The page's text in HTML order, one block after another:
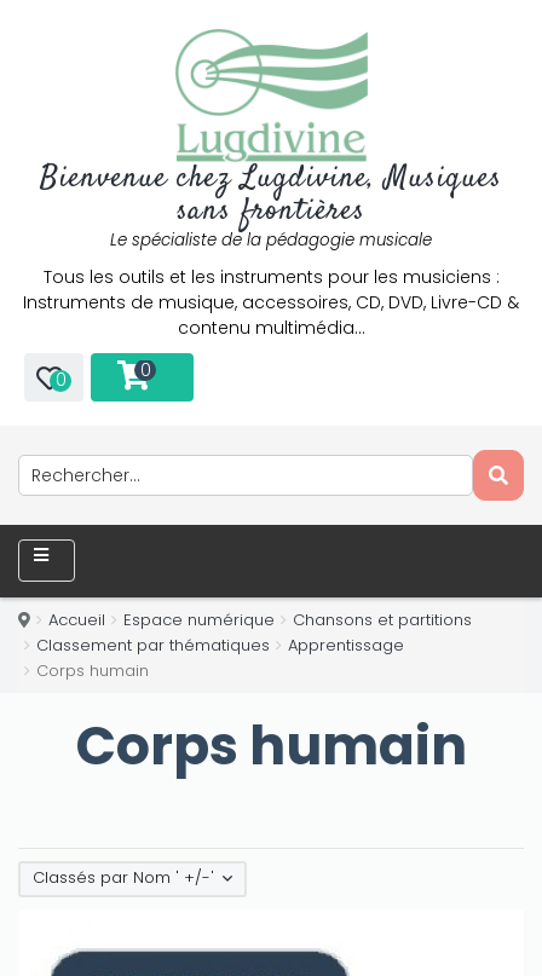
Bienvenue chez Lugdivine, Musiques
sans frontières
Le spécialiste de la pédagogie musicale
Tous les outils et les instruments pour les musiciens :
Instruments de musique, accessoires, CD, DVD, Livre-CD &
contenu multimédia…
0 0
Accueil Espace numérique
Chansons et partitions
Classement par thématiques
Apprentissage
Corps humain
Corps humain
Classés par Nom ' +/-'